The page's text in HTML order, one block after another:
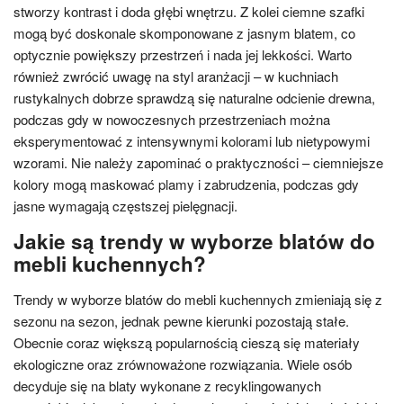
stworzy kontrast i doda głębi wnętrzu. Z kolei ciemne szafki
mogą być doskonale skomponowane z jasnym blatem, co
optycznie powiększy przestrzeń i nada jej lekkości. Warto
również zwrócić uwagę na styl aranżacji – w kuchniach
rustykalnych dobrze sprawdzą się naturalne odcienie drewna,
podczas gdy w nowoczesnych przestrzeniach można
eksperymentować z intensywnymi kolorami lub nietypowymi
wzorami. Nie należy zapominać o praktyczności – ciemniejsze
kolory mogą maskować plamy i zabrudzenia, podczas gdy
jasne wymagają częstszej pielęgnacji.
Jakie są trendy w wyborze blatów do
mebli kuchennych?
Trendy w wyborze blatów do mebli kuchennych zmieniają się z
sezonu na sezon, jednak pewne kierunki pozostają stałe.
Obecnie coraz większą popularnością cieszą się materiały
ekologiczne oraz zrównoważone rozwiązania. Wiele osób
decyduje się na blaty wykonane z recyklingowanych